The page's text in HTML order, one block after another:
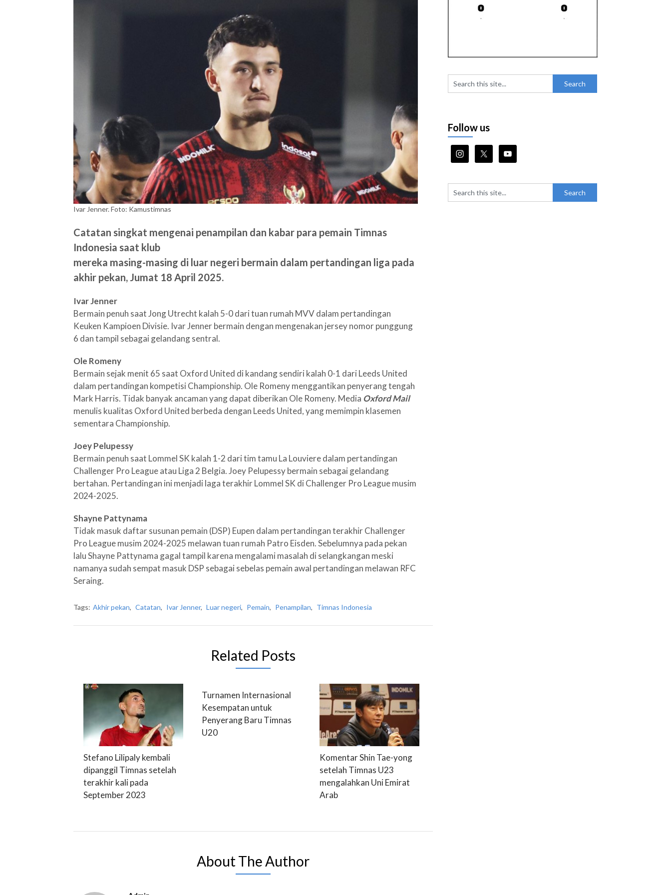
Ivar Jenner. Foto: Kamustimnas
Catatan singkat mengenai penampilan dan kabar para pemain Timnas
Indonesia saat klub
mereka masing-masing di luar negeri bermain dalam pertandingan liga pada
akhir pekan, Jumat 18 April 2025.
Ivar Jenner
Bermain penuh saat Jong Utrecht kalah 5-0 dari tuan rumah MVV dalam pertandingan
Keuken Kampioen Divisie. Ivar Jenner bermain dengan mengenakan jersey nomor punggung
6 dan tampil sebagai gelandang sentral.
Ole Romeny
Bermain sejak menit 65 saat Oxford United di kandang sendiri kalah 0-1 dari Leeds United
dalam pertandingan kompetisi Championship. Ole Romeny menggantikan penyerang tengah
Mark Harris. Tidak banyak ancaman yang dapat diberikan Ole Romeny. Media Oxford Mail
menulis kualitas Oxford United berbeda dengan Leeds United, yang memimpin klasemen
sementara Championship.
Joey Pelupessy
Bermain penuh saat Lommel SK kalah 1-2 dari tim tamu La Louviere dalam pertandingan
Challenger Pro League atau Liga 2 Belgia. Joey Pelupessy bermain sebagai gelandang
bertahan. Pertandingan ini menjadi laga terakhir Lommel SK di Challenger Pro League musim
2024-2025.
Shayne Pattynama
Tidak masuk daftar susunan pemain (DSP) Eupen dalam pertandingan terakhir Challenger
Pro League musim 2024-2025 melawan tuan rumah Patro Eisden. Sebelumnya pada pekan
lalu Shayne Pattynama gagal tampil karena mengalami masalah di selangkangan meski
namanya sudah sempat masuk DSP sebagai sebelas pemain awal pertandingan melawan RFC
Seraing.
Tags: Akhir pekan, Catatan, Ivar Jenner, Luar negeri, Pemain, Penampilan, Timnas Indonesia
Related Posts
Stefano Lilipaly kembali
dipanggil Timnas setelah
terakhir kali pada
September 2023
Turnamen Internasional
Kesempatan untuk
Penyerang Baru Timnas
U20
Komentar Shin Tae-yong
setelah Timnas U23
mengalahkan Uni Emirat
Arab
About The Author
Follow us